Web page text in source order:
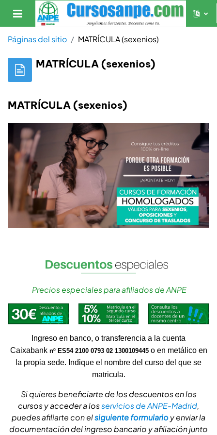
Salta al contenido principal
Panel lateral
Páginas del sitio
MATRÍCULA (sexenios)
MATRÍCULA (sexenios)
MATRÍCULA (sexenios)
Precios especiales para afiliados de ANPE
Ingreso en banco, o transferencia a la cuenta
Caixabank nº ES54 2100 0793 02 1300109445o en metálico en
la propia sede. Indique el nombre del curso del que se
matricula.
Si quieres beneficiarte de los descuentos en los
cursos y acceder a losservicios de ANPE-Madrid,
puedes afiliarte con elsiguiente formularioy enviar la
documentación del ingreso bancario y afiliación junto